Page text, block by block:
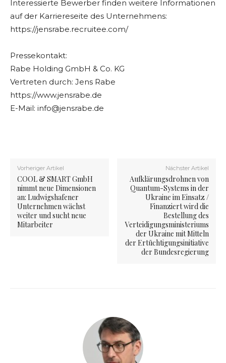
Interessierte Bewerber finden weitere Informationen
auf der Karriereseite des Unternehmens:
https://jensrabe.recruitee.com/
Pressekontakt:
Rabe Holding GmbH & Co. KG
Vertreten durch: Jens Rabe
https://www.jensrabe.de
E-Mail: info@jensrabe.de
Vorheriger Artikel
COOL & SMART GmbH
nimmt neue Dimensionen
an: Ludwigshafener
Unternehmen wächst
weiter und sucht neue
Mitarbeiter
Nächster Artikel
Aufklärungsdrohnen von
Quantum-Systems in der
Ukraine im Einsatz /
Finanziert wird die
Bestellung des
Verteidigungsministeriums
der Ukraine mit Mitteln
der Ertüchtigungsinitiative
der Bundesregierung